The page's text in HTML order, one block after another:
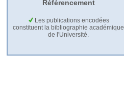
Référencement
Les publications encodées
constituent la bibliographie académique
de l'Université.